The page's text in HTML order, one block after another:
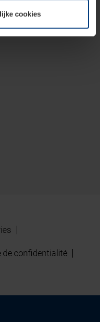
cookies
de confidentialité